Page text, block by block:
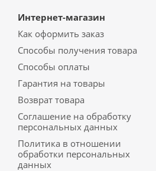
Интернет-магазин
Как оформить заказ
Способы получения товара
Способы оплаты
Гарантия на товары
Возврат товара
Соглашение на обработку
персональных данных
Политика в отношении
обработки персональных
данных